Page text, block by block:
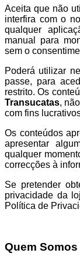
Aceita que não
interfira com o
qualquer
manual para
sem o
Poderá utilizar
passe, para
restrito. Os
Transucatas,
com fins
Os conteúdos
apresentar
qualquer
correcções à
Se pretender
privacidade da
Política de
Quem Somos